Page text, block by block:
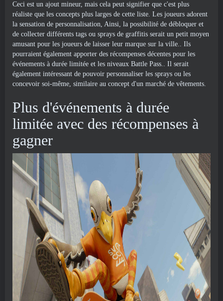
Ceci est un ajout mineur, mais cela peut signifier que c'est plus
réaliste que les concepts plus larges de cette liste. Les joueurs adorent
la sensation de personnalisation, Ainsi, la possibilité de débloquer et
de collecter différents tags ou sprays de graffitis serait un petit moyen
amusant pour les joueurs de laisser leur marque sur la ville.. Ils
pourraient également apporter des récompenses décentes pour les
événements à durée limitée et les niveaux Battle Pass.. Il serait
également intéressant de pouvoir personnaliser les sprays ou les
concevoir soi-même, similaire au concept d'un marché de vêtements.
Plus d'événements à durée
limitée avec des récompenses à
gagner